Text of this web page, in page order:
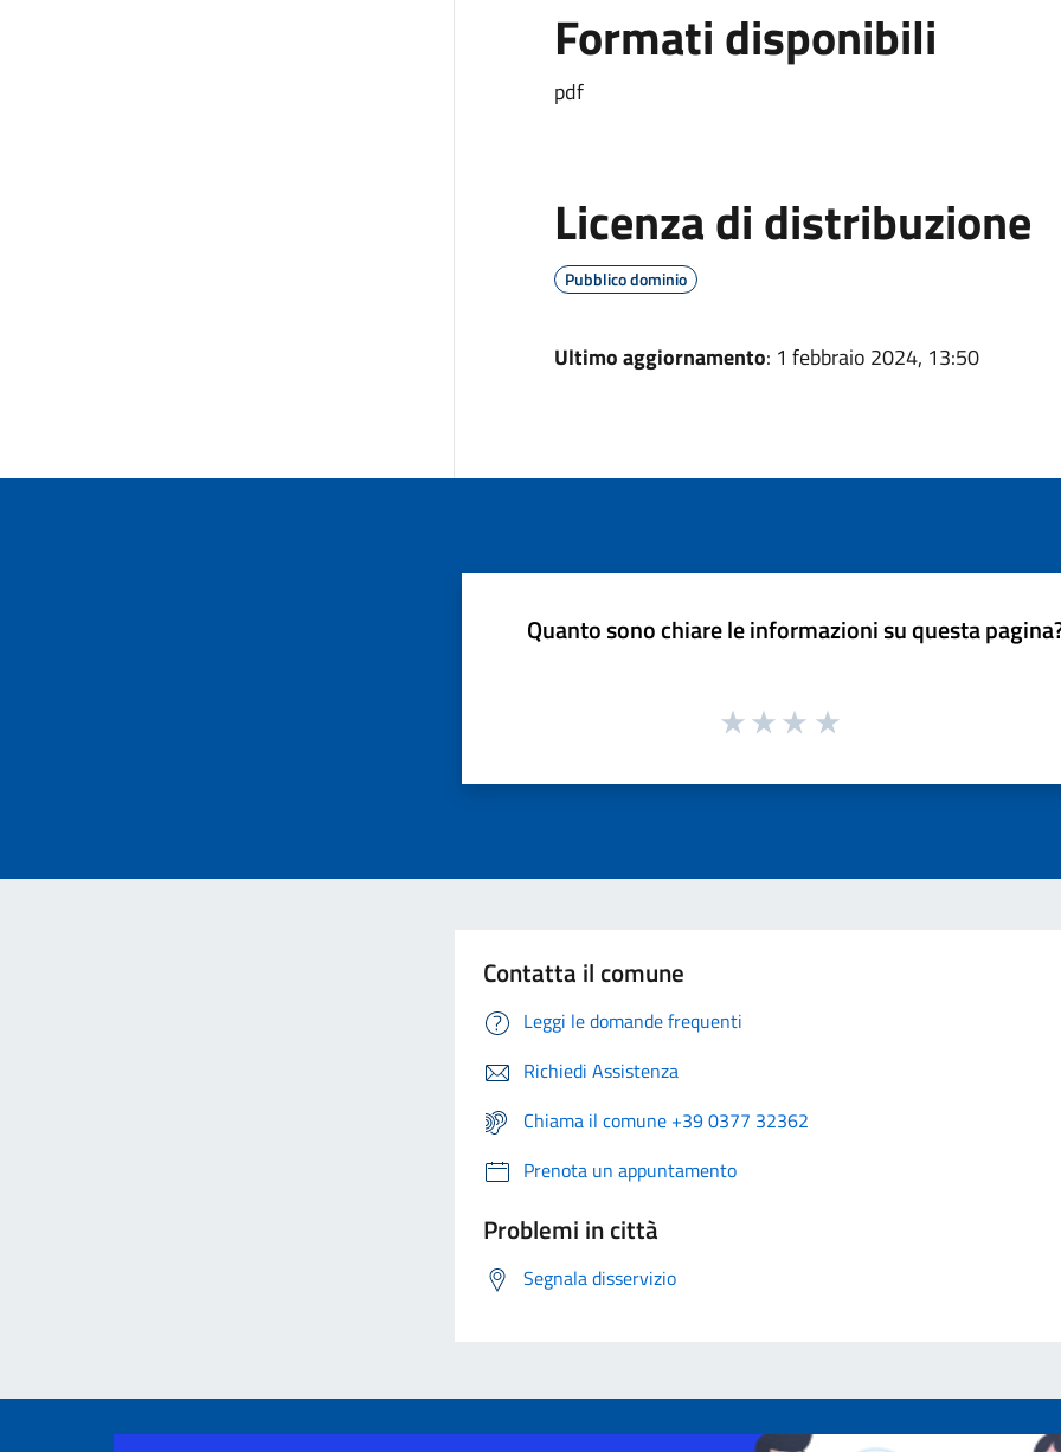
Formati disponibili
pdf
Licenza di distribuzione
Pubblico dominio
Ultimo aggiornamento: 1 febbraio 2024, 13:50
Quanto sono chiare le informazioni su questa
Contatta il comune
Leggi le domande frequenti
Richiedi Assistenza
Chiama il comune +39 0377 32362
Prenota un appuntamento
Problemi in città
Segnala disservizio